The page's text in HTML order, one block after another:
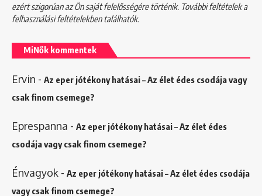
ezért szigorúan az Ön saját felelősségére történik. További feltételek a
felhasználási feltételekbentalálhatók.
MiNők kommentek
Ervin - Az eper jótékony hatásai – Az élet édes csodája vagy
csak finom csemege?
Eprespanna - Az eper jótékony hatásai – Az élet édes
csodája vagy csak finom csemege?
Énvagyok - Az eper jótékony hatásai – Az élet édes csodája
vagy csak finom csemege?